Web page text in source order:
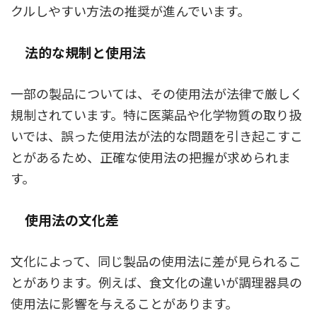
クルしやすい方法の推奨が進んでいます。
法的な規制と使用法
一部の製品については、その使用法が法律で厳しく
規制されています。特に医薬品や化学物質の取り扱
いでは、誤った使用法が法的な問題を引き起こすこ
とがあるため、正確な使用法の把握が求められま
す。
使用法の文化差
文化によって、同じ製品の使用法に差が見られるこ
とがあります。例えば、食文化の違いが調理器具の
使用法に影響を与えることがあります。